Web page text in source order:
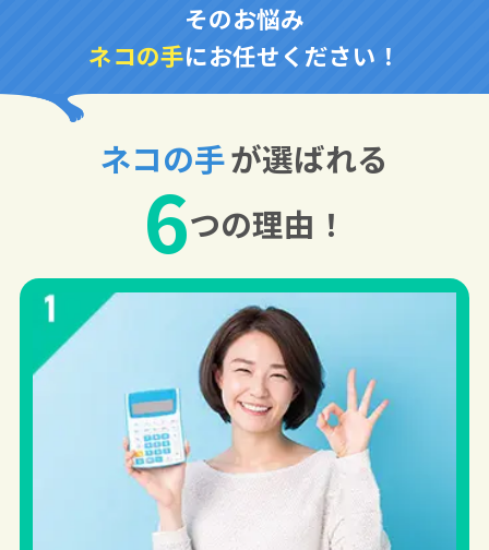
そのお悩み
ネコの手にお任せください！
ネコの手が選ばれる
6つの理由！